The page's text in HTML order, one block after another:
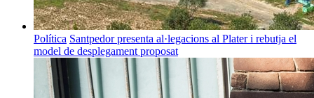
Política Santpedor presenta al·legacions al Plater i rebutja el
model de desplegament proposat